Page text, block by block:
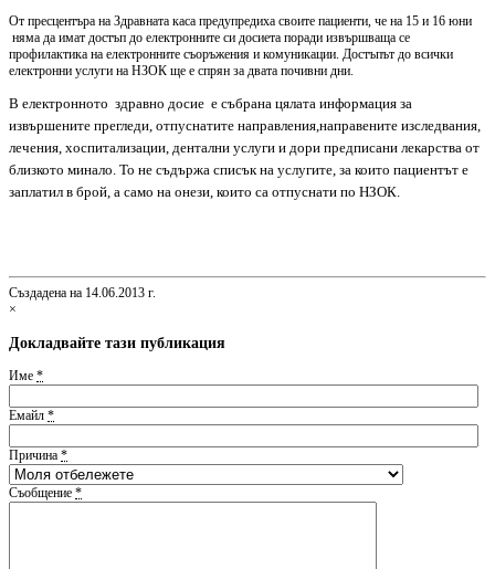
От пресцентъра на Здравната каса предупредиха своите пациенти, че на 15 и 16 юни
няма да имат достъп до електронните си досиета поради извършваща се
профилактика на електронните съоръжения и комуникации. Достъпът до всички
електронни услуги на НЗОК ще е спрян за двата почивни дни.
В електронното здравно досие е събрана цялата информация за
извършените прегледи, отпуснатите направления,направените изследвания,
лечения, хоспитализации, дентални услуги и дори предписани лекарства от
близкото минало. То не съдържа списък на услугите, за които пациентът е
заплатил в брой, а само на онези, които са отпуснати по НЗОК.
Създадена на 14.06.2013 г.
×
Докладвайте тази публикация
Име *
Емайл *
Причина *
Съобщение *